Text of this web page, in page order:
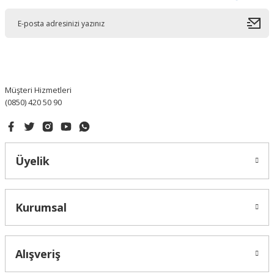
Müşteri Hizmetleri
(0850) 420 50 90
Üyelik
Kurumsal
Alışveriş